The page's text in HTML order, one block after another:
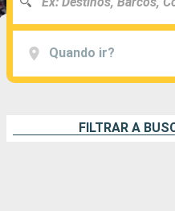
Quando ir?
FILTRAR A